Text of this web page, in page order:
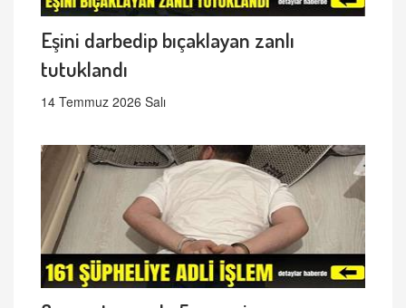
Eşini darbedip bıçaklayan zanlı
tutuklandı
14 Temmuz 2026 Salı